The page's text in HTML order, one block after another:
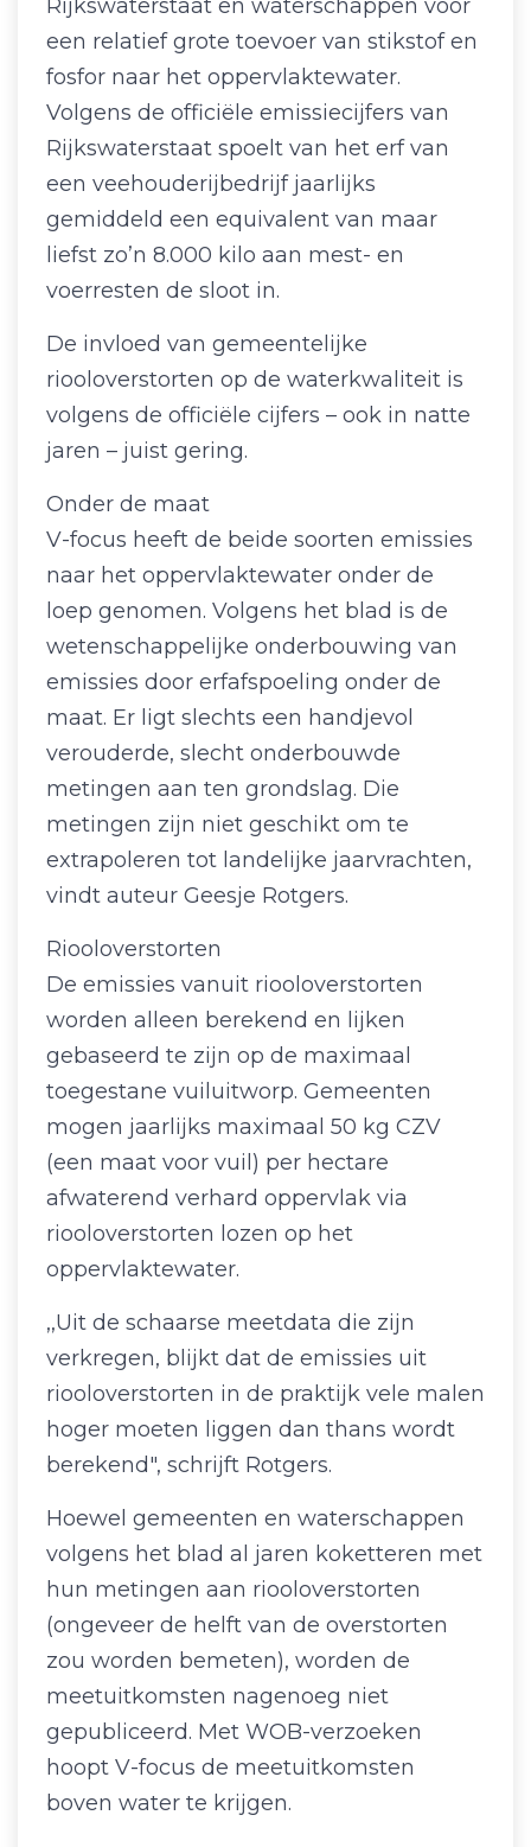
Rijkswaterstaat en waterschappen voor
een relatief grote toevoer van stikstof en
fosfor naar het oppervlaktewater.
Volgens de officiële emissiecijfers van
Rijkswaterstaat spoelt van het erf van
een veehouderijbedrijf jaarlijks
gemiddeld een equivalent van maar
liefst zo’n 8.000 kilo aan mest- en
voerresten de sloot in.
De invloed van gemeentelijke
riooloverstorten op de waterkwaliteit is
volgens de officiële cijfers – ook in natte
jaren – juist gering.
Onder de maat
V-focus heeft de beide soorten emissies
naar het oppervlaktewater onder de
loep genomen. Volgens het blad is de
wetenschappelijke onderbouwing van
emissies door erfafspoeling onder de
maat. Er ligt slechts een handjevol
verouderde, slecht onderbouwde
metingen aan ten grondslag. Die
metingen zijn niet geschikt om te
extrapoleren tot landelijke jaarvrachten,
vindt auteur Geesje Rotgers.
Riooloverstorten
De emissies vanuit riooloverstorten
worden alleen berekend en lijken
gebaseerd te zijn op de maximaal
toegestane vuiluitworp. Gemeenten
mogen jaarlijks maximaal 50 kg CZV
(een maat voor vuil) per hectare
afwaterend verhard oppervlak via
riooloverstorten lozen op het
oppervlaktewater.
,,Uit de schaarse meetdata die zijn
verkregen, blijkt dat de emissies uit
riooloverstorten in de praktijk vele malen
hoger moeten liggen dan thans wordt
berekend", schrijft Rotgers.
Hoewel gemeenten en waterschappen
volgens het blad al jaren koketteren met
hun metingen aan riooloverstorten
(ongeveer de helft van de overstorten
zou worden bemeten), worden de
meetuitkomsten nagenoeg niet
gepubliceerd. Met WOB-verzoeken
hoopt V-focus de meetuitkomsten
boven water te krijgen.